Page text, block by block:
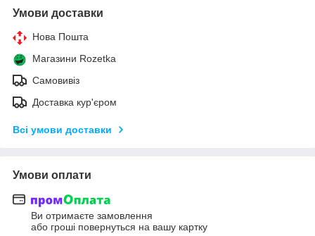
Умови доставки
Нова Пошта
Магазини Rozetka
Самовивіз
Доставка кур'єром
Всі умови доставки
Умови оплати
Ви отримаєте замовлення
або гроші повернуться на вашу картку